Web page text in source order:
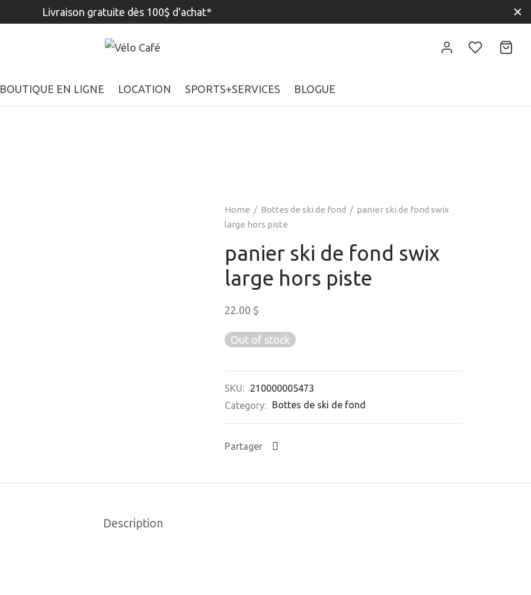
Livraison gratuite dès 100$ d'achat*
BOUTIQUE EN LIGNE LOCATION SPORTS+SERVICES BLOGUE
Home / Bottes de ski de fond / panier ski de fond swix
large hors piste
panier ski de fond swix
large hors piste
22.00 $
Out of stock
SKU:
210000005473
Category:
Bottes de ski de fond
Partager
Description